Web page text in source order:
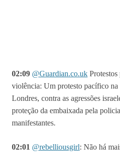
02:09 @Guardian.co.uk Protestos
violência: Um protesto pacífico na
Londres, contra as agressões
proteção da embaixada pela
manifestantes.
02:01 @rebelliousgirl: Não há